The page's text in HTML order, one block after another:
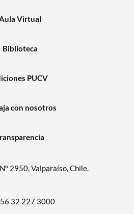
Virtual
Biblioteca
PUCV
con nosotros
2950, Valparaíso, Chile.
56 32 227 3000